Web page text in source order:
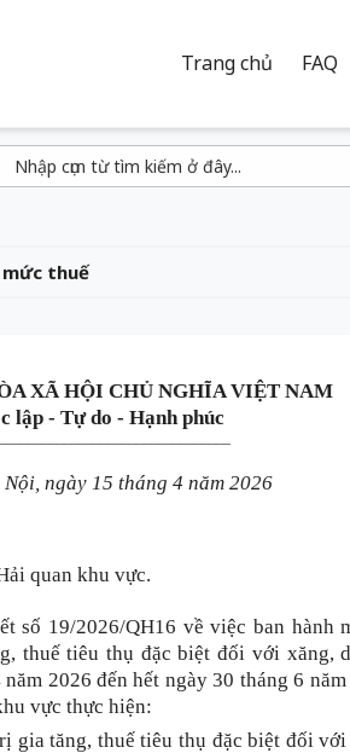
Trang chủ FAQ
mức thuế
XÃ HỘI CHỦ NGHĨA VIỆT NAM
lập - Tự do - Hạnh phúc
Nội, ngày 15 tháng 4 năm 2026
quan khu vực.
số 19/2026/QH16 về việc ban hành
thuế tiêu thụ đặc biệt đối với xăng,
2026 đến hết ngày 30 tháng 6 năm
vực thực hiện:
gia tăng, thuế tiêu thụ đặc biệt đối với